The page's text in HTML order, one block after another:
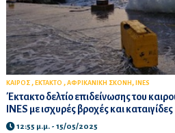
ΚΑΙΡΟΣ , ΕΚΤΑΚΤΟ , ΑΦΡΙΚΑΝΙΚΗ ΣΚΟΝΗ , INES
Έκτακτο δελτίο επιδείνωσης του
INES με ισχυρές βροχές και καταιγίδες
12:55 μ.μ. - 15/05/2025